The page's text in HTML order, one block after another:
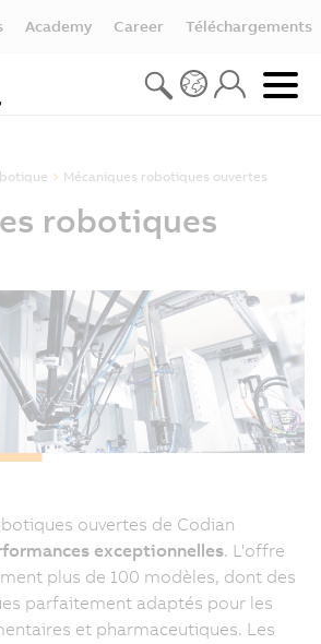
Academy Career Téléchargements
Mécaniques robotiques ouvertes
robotiques
ouvertes de Codian
exceptionnelles. L'offre
plus de 100 modèles, dont des
parfaitement adaptés pour les
et pharmaceutiques. Les